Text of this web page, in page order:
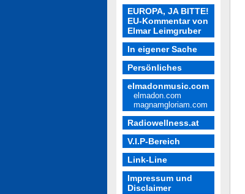
EUROPA, JA BITTE!
EU-Kommentar von
Elmar Leimgruber
In eigener Sache
Persönliches
elmadonmusic.com
elmadon.com
magnamgloriam.com
Radiowellness.at
V.I.P-Bereich
Link-Line
Impressum und
Disclaimer